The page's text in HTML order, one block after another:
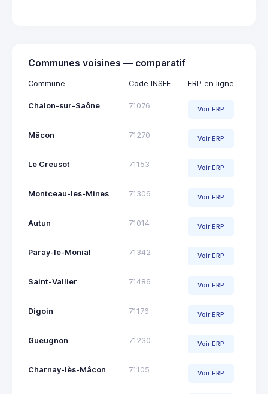
Communes voisines — comparatif
Commune Code INSEE ERP en ligne
Chalon-sur-Saône 71076 Voir ERP
Mâcon 71270 Voir ERP
Le Creusot 71153 Voir ERP
Montceau-les-Mines 71306 Voir ERP
Autun 71014 Voir ERP
Paray-le-Monial 71342 Voir ERP
Saint-Vallier 71486 Voir ERP
Digoin 71176 Voir ERP
Gueugnon 71230 Voir ERP
Charnay-lès-Mâcon 71105 Voir ERP